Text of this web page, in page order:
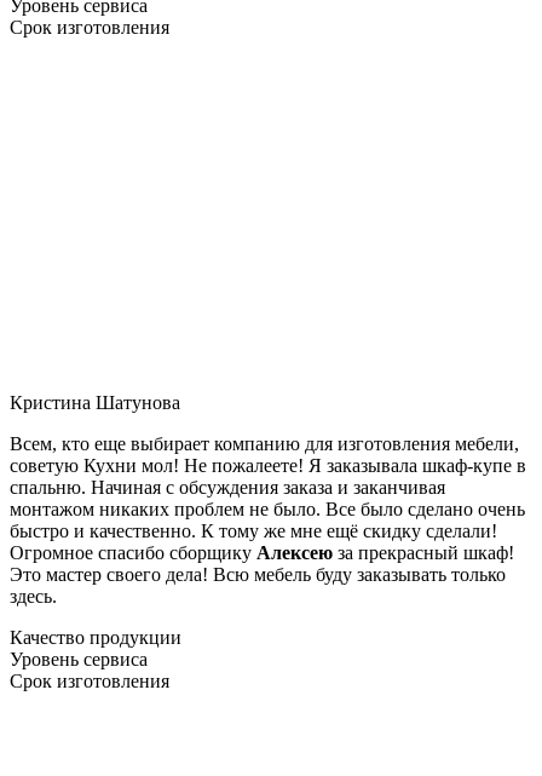
Уровень сервиса
Срок изготовления
Кристина Шатунова
Всем, кто еще выбирает компанию для изготовления мебели,
советую Кухни мол! Не пожалеете! Я заказывала шкаф-купе в
спальню. Начиная с обсуждения заказа и заканчивая
монтажом никаких проблем не было. Все было сделано очень
быстро и качественно. К тому же мне ещё скидку сделали!
Огромное спасибо сборщику Алексею за прекрасный шкаф!
Это мастер своего дела! Всю мебель буду заказывать только
здесь.
Качество продукции
Уровень сервиса
Срок изготовления